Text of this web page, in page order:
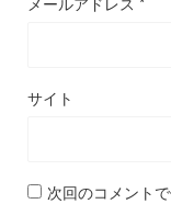
サイト
次回のコメント